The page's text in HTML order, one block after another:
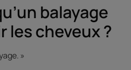
balayage
les cheveux ?
»